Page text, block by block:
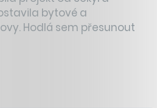
bytové a
Hodlá sem přesunout